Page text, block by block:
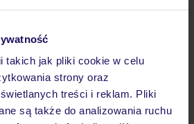
takich jak pliki cookie w celu
strony oraz
treści i reklam. Pliki
są także do analizowania ruchu
Największe biuro
30 lat w